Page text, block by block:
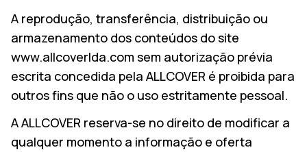
A reprodução, transferência, distribuição ou
armazenamento dos conteúdos do site
www.allcoverlda.com sem autorização prévia
escrita concedida pela ALLCOVER é proibida para
outros fins que não o uso estritamente pessoal.
A ALLCOVER reserva-se no direito de modificar a
qualquer momento a informação e oferta